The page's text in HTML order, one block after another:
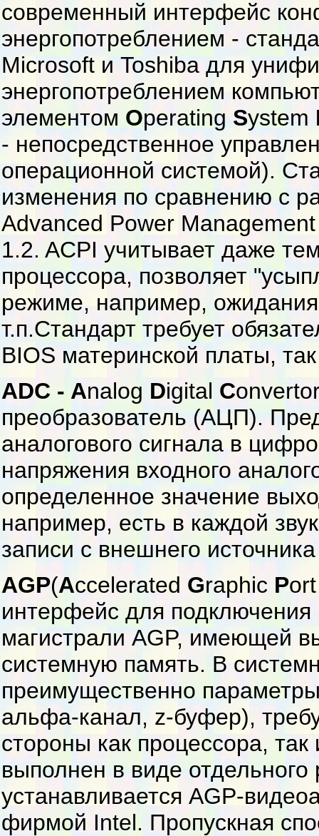
современный интерфейс
энергопотреблением -
Microsoft и Toshiba для
энергопотреблением
элементом Operating System
- непосредственное
операционной системой).
изменения по сравнению с
Advanced Power
1.2. ACPI учитывает даже
процессора, позволяет
режиме, например,
т.п.Стандарт требует
BIOS материнской платы,
ADC - Analog Digital C
преобразователь (АЦП).
аналогового сигнала в
напряжения входного
определенное значение
например, есть в каждой
записи с внешнего
AGP(Accelerated Graphic P
интерфейс для подключения
магистрали AGP, имеющей
системную память. В
преимущественно
альфа-канал, z-буфер),
стороны как процессора,
выполнен в виде
устанавливается AGP-
фирмой Intel. Пропускная